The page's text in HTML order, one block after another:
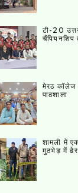
टी-20
मेरठ कॉलेज
पाठशाला
शामली में
मुठभेड़ में ढेर